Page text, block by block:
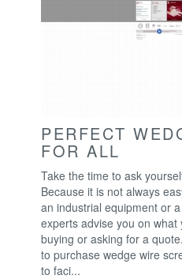
PERFECT
FOR ALL
Take the time to ask
Because it is not always
an industrial equipment or
experts advise you on
buying or asking for a
to purchase wedge wire
to faci...